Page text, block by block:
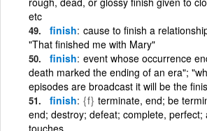
etc
finish cause to finish a
"That finished me with Mary"
finish event whose occurrence
death marked the ending of an era";
episodes are broadcast it will be the
finish {f} terminate, end; be
end; destroy; defeat; complete, perfect;
touches